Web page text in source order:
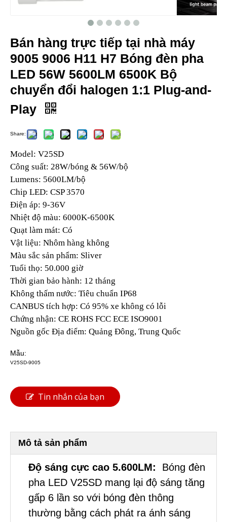
Bán hàng trực tiếp tại nhà máy
9005 9006 H11 H7 Bóng đèn pha
LED 56W 5600LM 6500K Bộ
chuyển đổi halogen 1:1 Plug-and-
Play
Share:
Model: V25SD
Công suất: 28W/bóng & 56W/bộ
Lumens: 5600LM/bộ
Chip LED: CSP 3570
Điện áp: 9-36V
Nhiệt độ màu: 6000K-6500K
Quạt làm mát: Có
Vật liệu: Nhôm hàng không
Màu sắc sản phẩm: Sliver
Tuổi thọ: 50.000 giờ
Thời gian bảo hành: 12 tháng
Không thấm nước: Tiêu chuẩn IP68
CANBUS tích hợp: Có 95% xe không có lỗi
Chứng nhận: CE ROHS FCC ECE ISO9001
Nguồn gốc Địa điểm: Quảng Đông, Trung Quốc
Mẫu:
V25SD-9005
Tin nhắn của bạn
Mô tả sản phẩm
Độ sáng cực cao 5.600LM: Bóng đèn
pha LED V25SD mang lại độ sáng tăng
gấp 6 lần so với bóng đèn thông
thường bằng cách phát ra ánh sáng